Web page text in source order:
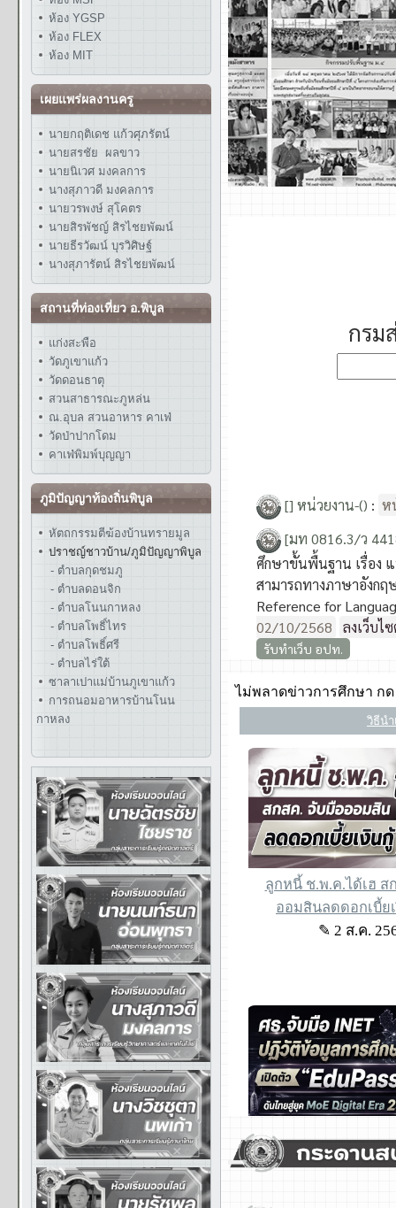
ห้อง YGSP
ห้อง FLEX
ห้อง MIT
เผยแพร่ผลงานครู
นายกฤติเดช แก้วศุภรัตน์
นายสรชัย ผลขาว
นายนิเวศ มงคลการ
นางสุภาวดี มงคลการ
นายวรพงษ์ สุโคตร
นายสิรพัชญ์ สิรไชยพัฒน์
นายธีรวัฒน์ บุรวิศิษฐ์
นางสุภารัตน์ สิรไชยพัฒน์
สถานที่ท่องเที่ยว อ.พิบูล
แก่งสะพือ
วัดภูเขาแก้ว
วัดดอนธาตุ
สวนสาธารณะภูหล่น
ณ.อุบล สวนอาหาร คาเฟ่
วัดป่าปากโดม
คาเฟ่พิมพ์บุญญา
ภูมิปัญญาท้องถิ่นพิบูล
หัตถกรรมตีฆ้องบ้านทรายมูล
ปราชญ์ชาวบ้าน/ภูมิปัญญาพิบูล
- ตำบลกุดชมภู
- ตำบลดอนจิก
- ตำบลโนนกาหลง
- ตำบลโพธิ์ไทร
- ตำบลโพธิ์ศรี
- ตำบลไร่ใต้
ซาลาเปาแม่บ้านภูเขาแก้ว
การถนอมอาหารบ้านโนน
กาหลง